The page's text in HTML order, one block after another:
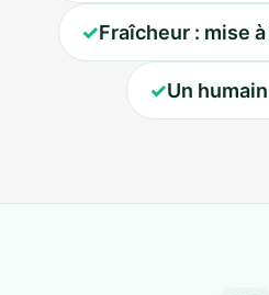
✓Fraîcheur : mise
✓Un